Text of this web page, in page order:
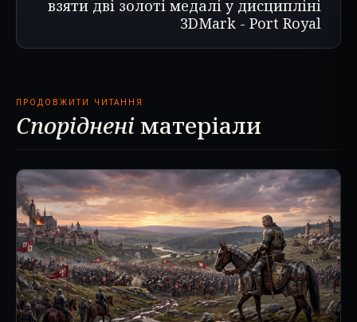
взяти дві золоті медалі у дисципліні
3DMark - Port Royal
ПРОДОВЖИТИ ЧИТАННЯ
Споріднені матеріали